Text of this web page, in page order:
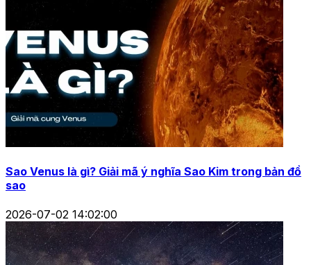
Sao Venus là gì? Giải mã ý nghĩa Sao Kim trong bản đồ
sao
2026-07-02 14:02:00